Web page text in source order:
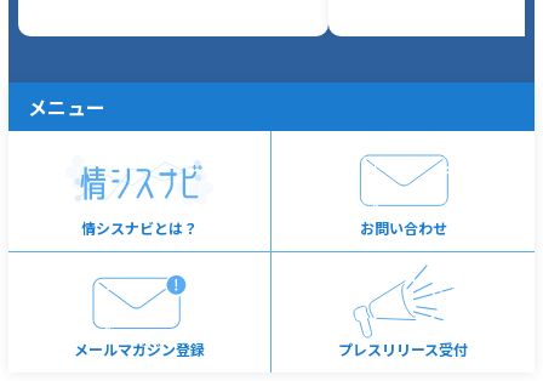
メニュー
情シスナビとは？ お問い合わせ
メールマガジン登録 プレスリリース受付